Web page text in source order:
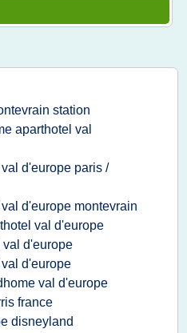
station
aparthotel val
d'europe paris /
d'europe montevrain
val d'europe
d'europe
d'europe
val d'europe
france
disneyland